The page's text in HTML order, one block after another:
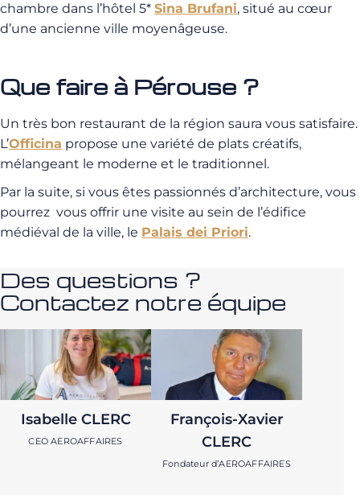
chambre dans l’hôtel 5* Sina Brufani, situé au cœur
d’une ancienne ville moyenâgeuse.
Que faire à Pérouse ?
Un très bon restaurant de la région saura vous satisfaire.
L’Officina propose une variété de plats créatifs,
mélangeant le moderne et le traditionnel.
Par la suite, si vous êtes passionnés d’architecture, vous
pourrez vous offrir une visite au sein de l’édifice
médiéval de la ville, le Palais dei Priori.
Des questions ?
Contactez notre équipe
Isabelle CLERC
CEO AEROAFFAIRES
François-Xavier
CLERC
Fondateur d’AEROAFFAIRES